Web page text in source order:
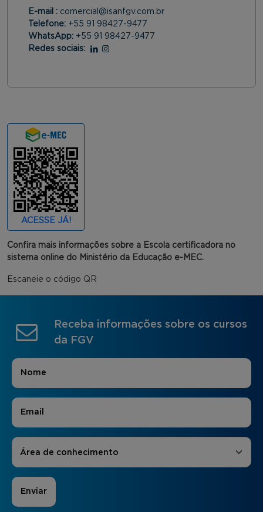
E-mail : comercial@isanfgv.com.br
Telefone: +55 91 98427-9477
WhatsApp: +55 91 98427-9477
Redes sociais:
Linkedin
ACESSE JÁ!
Confira mais informações sobre a Escola certificadora no
sistema online do Ministério da Educação e-MEC.
Escaneie o código QR
Receba informações sobre os cursos
da FGV
Nome
E-mail
Áreas de Interesse
Área de conhecimento